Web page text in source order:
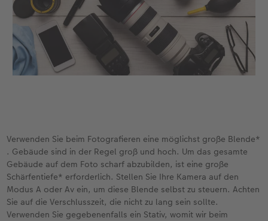
Verwenden Sie beim Fotografieren eine möglichst große Blende*
. Gebäude sind in der Regel groß und hoch. Um das gesamte
Gebäude auf dem Foto scharf abzubilden, ist eine große
Schärfentiefe* erforderlich. Stellen Sie Ihre Kamera auf den
Modus A oder Av ein, um diese Blende selbst zu steuern. Achten
Sie auf die Verschlusszeit, die nicht zu lang sein sollte.
Verwenden Sie gegebenenfalls ein Stativ, womit wir beim